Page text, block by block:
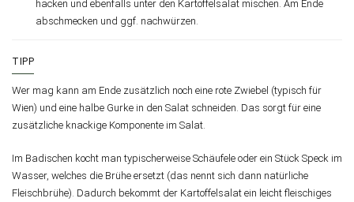
hacken und ebenfalls unter den Kartoffelsalat mischen. Am Ende
abschmecken und ggf. nachwürzen.
TIPP
Wer mag kann am Ende zusätzlich noch eine rote Zwiebel (typisch für
Wien) und eine halbe Gurke in den Salat schneiden. Das sorgt für eine
zusätzliche knackige Komponente im Salat.
Im Badischen kocht man typischerweise Schäufele oder ein Stück Speck im
Wasser, welches die Brühe ersetzt (das nennt sich dann natürliche
Fleischbrühe). Dadurch bekommt der Kartoffelsalat ein leicht fleischiges